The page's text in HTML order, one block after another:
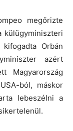
megőrizte
külügyminiszteri
Orbán
azért
Magyarország
ból, máskor
lebeszélni a